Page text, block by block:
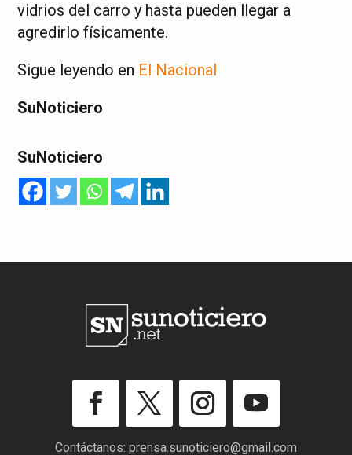
vidrios del carro y hasta pueden llegar a
agredirlo físicamente.
Sigue leyendo en El Nacional
SuNoticiero
SuNoticiero
Contáctanos: prensa.sunoticiero@gmail.com